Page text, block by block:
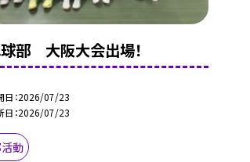
部 大阪大会出場！
日 2026/07/23
日 2026/07/23
動